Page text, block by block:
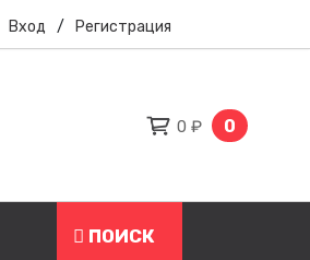
Вход / Регистрация
0 ₽ 0
ПОИСК